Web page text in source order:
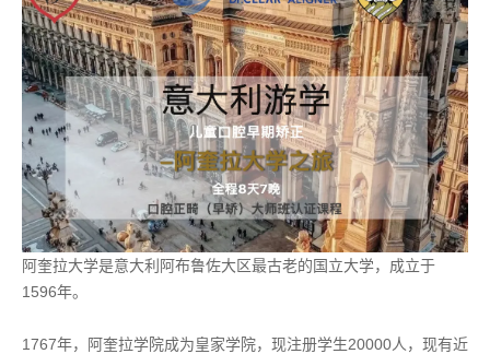
阿奎拉大学是意大利阿布鲁佐大区最古老的国立大学，成立于
1596年。
1767年，阿奎拉学院成为皇家学院，现注册学生20000人，现有近